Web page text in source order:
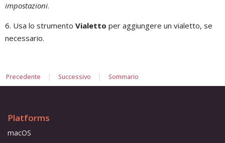
impostazioni.
6. Usa lo strumento Vialetto per aggiungere un vialetto, se
necessario.
Precedente | Successivo | Sommario
Platforms
macOS